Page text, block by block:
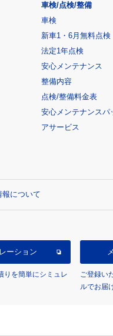
車検/点検/整備
車検
新車1・6月無料点検
法定1年点検
安心メンテナンス
整備内容
点検/整備料金表
安心メンテナンスパ
アサービス
報について
ーション
りを簡単にシミュレ
ご登録い
ルでお届